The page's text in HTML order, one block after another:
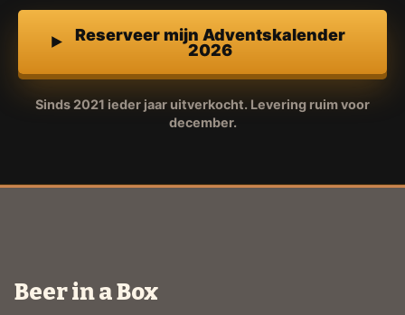
Reserveer mijn Adventskalender
2026
Sinds 2021 ieder jaar uitverkocht. Levering ruim voor
december.
Beer in a Box